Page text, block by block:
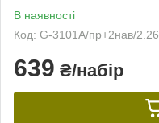
В наявності
Код: G-3101A/пр+2нав/2.26
639 ₴/набір